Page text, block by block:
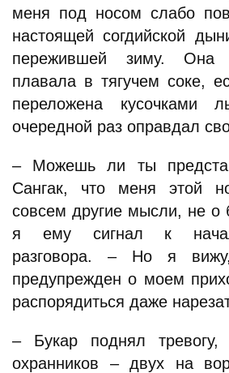
меня под носом слабо
настоящей согдийской
пережившей зиму. Она
плавала в тягучем соке,
переложена кусочками
очередной раз оправдал
– Можешь ли ты
Сангак, что меня этой
совсем другие мысли, не о
я ему сигнал к
разговора. – Но я
предупрежден о моем
распорядиться даже
– Букар поднял тревогу,
охранников – двух на